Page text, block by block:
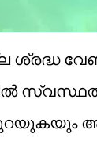
ശ്രദ്ധ
സ്വസ്ഥത
കുറയുകയും